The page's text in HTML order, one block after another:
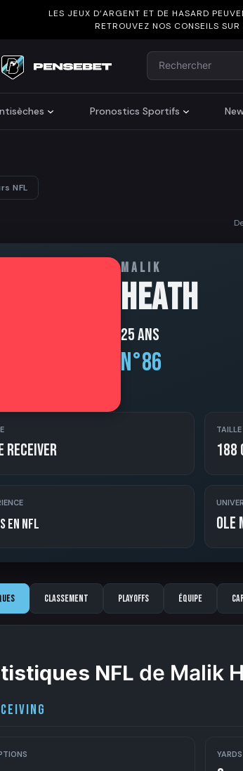
LES JEUX D’ARGENT ET DE HASARD
RETROUVEZ NOS CONSEILS SUR
Rechercher
Pronostics Sportifs
NFL
MALIK
HEATH
25 ans
N°86
Receiver
TAILLE
188
en NFL Ole
Classement Playoffs Équipe
NFL de Malik
YARDS